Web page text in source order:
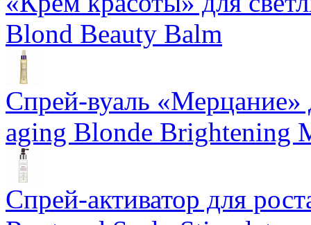
Blond Beauty Balm
Спрей-вуаль «Мерцание»
aging Blonde Brightening
Спрей-активатор для